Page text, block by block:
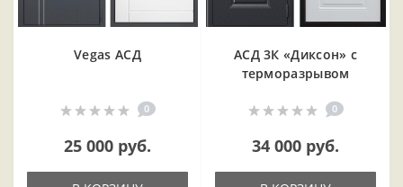
Vegas АСД
0
25 000 руб.
АСД 3К «Диксон» с
терморазрывом
0
34 000 руб.